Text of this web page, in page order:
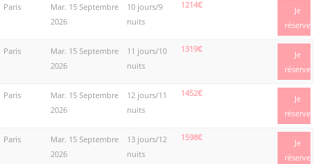
Paris
Mar. 15 Septembre
2026
10 jours/9
nuits
1214€
Je
réserve
Paris
Mar. 15 Septembre
2026
11 jours/10
nuits
1319€
Je
réserve
Paris
Mar. 15 Septembre
2026
12 jours/11
nuits
1452€
Je
réserve
Paris
Mar. 15 Septembre
2026
13 jours/12
nuits
1598€
Je
réserve